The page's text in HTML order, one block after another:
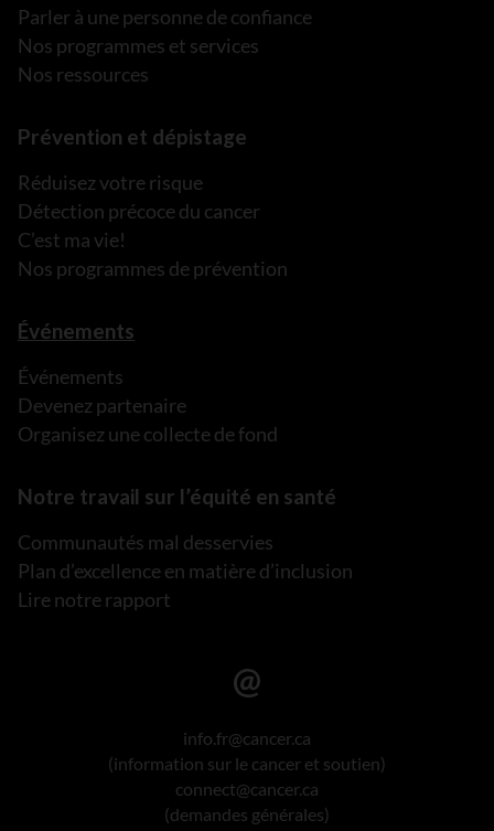
Parler à une personne de confiance
Nos programmes et services
Nos ressources
Prévention et dépistage
Réduisez votre risque
Détection précoce du cancer
C’est ma vie!
Nos programmes de prévention
Événements
Événements
Devenez partenaire
Organisez une collecte de fond
Notre travail sur l’équité en santé
Communautés mal desservies
Plan d’excellence en matière d’inclusion
Lire notre rapport
info.fr@cancer.ca
(information sur le cancer et soutien)
connect@cancer.ca
(demandes générales)